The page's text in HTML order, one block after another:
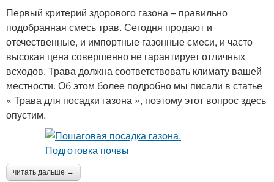
Первый критерий здорового газона – правильно
подобранная смесь трав. Сегодня продают и
отечественные, и импортные газонные смеси, и часто
высокая цена совершенно не гарантирует отличных
всходов. Трава должна соответствовать климату вашей
местности. Об этом более подробно мы писали в статье
« Трава для посадки газона », поэтому этот вопрос здесь
опустим.
читать дальше →